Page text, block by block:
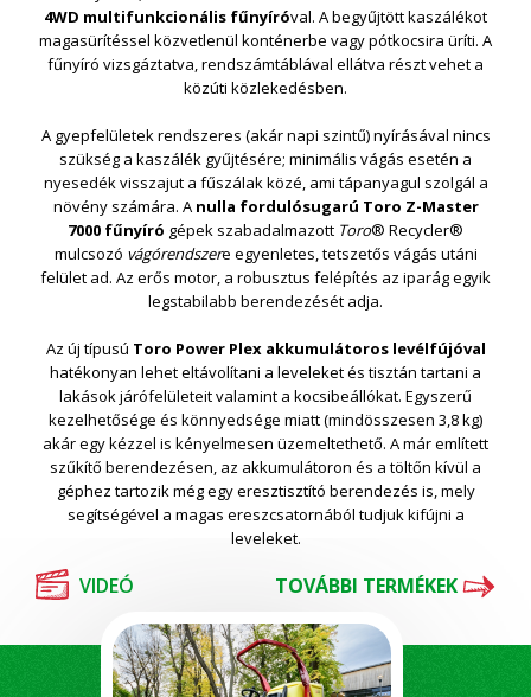
4WD multifunkcionális fűnyíróval. A begyűjtött kaszálékot
magasürítéssel közvetlenül konténerbe vagy pótkocsira üríti. A
fűnyíró vizsgáztatva, rendszámtáblával ellátva részt vehet a
közúti közlekedésben.
A gyepfelületek rendszeres (akár napi szintű) nyírásával nincs
szükség a kaszálék gyűjtésére; minimális vágás esetén a
nyesedék visszajut a fűszálak közé, ami tápanyagul szolgál a
növény számára. A nulla fordulósugarú Toro Z-Master
7000 fűnyíró gépek szabadalmazott Toro® Recycler®
mulcsozó vágórendszere egyenletes, tetszetős vágás utáni
felület ad. Az erős motor, a robusztus felépítés az iparág egyik
legstabilabb berendezését adja.
Az új típusú Toro Power Plex akkumulátoros levélfújóval
hatékonyan lehet eltávolítani a leveleket és tisztán tartani a
lakások járófelületeit valamint a kocsibeállókat. Egyszerű
kezelhetősége és könnyedsége miatt (mindösszesen 3,8 kg)
akár egy kézzel is kényelmesen üzemeltethető. A már említett
szűkítő berendezésen, az akkumulátoron és a töltőn kívül a
géphez tartozik még egy eresztisztító berendezés is, mely
segítségével a magas ereszcsatornából tudjuk kifújni a
leveleket.
VIDEÓ TOVÁBBI TERMÉKEK